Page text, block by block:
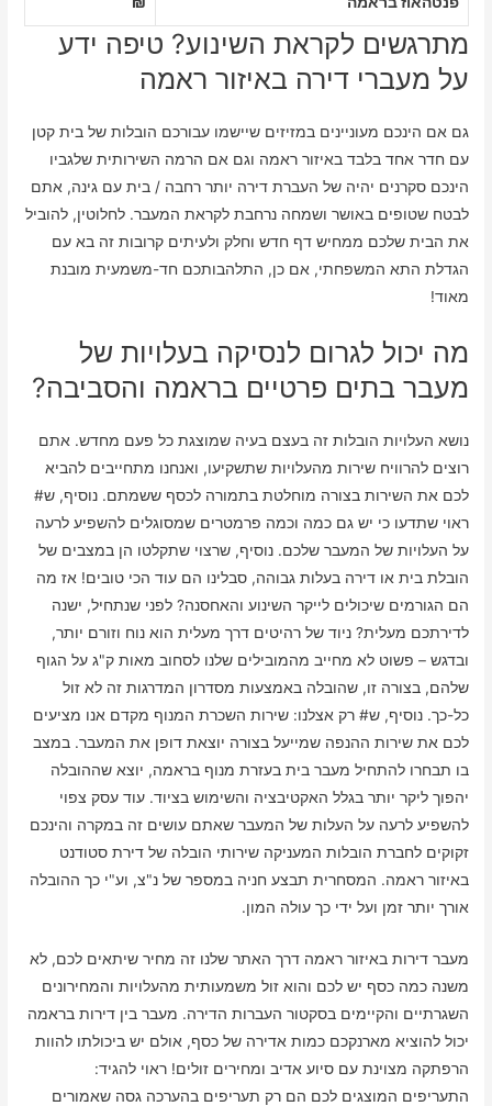
מתרגשים לקראת השינוע? טיפה ידע
על מעברי דירה באיזור ראמה
גם אם הינכם מעוניינים במזיזים שיישמו עבורכם הובלות של בית קטן
עם חדר אחד בלבד באיזור ראמה וגם אם הרמה השירותית שלגביו
הינכם סקרנים יהיה של העברת דירה יותר רחבה / בית עם גינה, אתם
לבטח שטופים באושר ושמחה נרחבת לקראת המעבר. לחלוטין, להוביל
את הבית שלכם ממחיש דף חדש וחלק ולעיתים קרובות זה בא עם
הגדלת התא המשפחתי, אם כן, התלהבותכם חד-משמעית מובנת
מאוד!
מה יכול לגרום לנסיקה בעלויות של
מעבר בתים פרטיים בראמה והסביבה?
נושא העלויות הובלות זה בעצם בעיה שמוצגת כל פעם מחדש. אתם
רוצים להרוויח שירות מהעלויות שתשקיעו, ואנחנו מתחייבים להביא
לכם את השירות בצורה מוחלטת בתמורה לכסף ששמתם. נוסיף, ש#
ראוי שתדעו כי יש גם כמה וכמה פרמטרים שמסוגלים להשפיע לרעה
על העלויות של המעבר שלכם. נוסיף, שרצוי שתקלטו הן במצבים של
הובלת בית או דירה בעלות גבוהה, סבלינו הם עוד הכי טובים! אז מה
הם הגורמים שיכולים לייקר השינוע והאחסנה? לפני שנתחיל, ישנה
לדירתכם מעלית? ניוד של רהיטים דרך מעלית הוא נוח וזורם יותר,
ובדגש – פשוט לא מחייב מהמובילים שלנו לסחוב מאות ק"ג על הגוף
שלהם, בצורה זו, שהובלה באמצעות מסדרון המדרגות זה לא זול
כל-כך. נוסיף, ש# רק אצלנו: שירות השכרת המנוף מקדם אנו מציעים
לכם את שירות ההנפה שמייעל בצורה יוצאת דופן את המעבר. במצב
בו תבחרו להתחיל מעבר בית בעזרת מנוף בראמה, יוצא שההובלה
יהפוך ליקר יותר בגלל האקטיבציה והשימוש בציוד. עוד עסק צפוי
להשפיע לרעה על העלות של המעבר שאתם עושים זה במקרה והינכם
זקוקים לחברת הובלות המעניקה שירותי הובלה של דירת סטודנט
באיזור ראמה. המסחרית תבצע חניה במספר של נ"צ, וע"י כך ההובלה
אורך יותר זמן ועל ידי כך עולה המון.
מעבר דירות באיזור ראמה דרך האתר שלנו זה מחיר שיתאים לכם, לא
משנה כמה כסף יש לכם והוא זול משמעותית מהעלויות והמחירונים
השגרתיים והקיימים בסקטור העברות הדירה. מעבר בין דירות בראמה
יכול להוציא מארנקכם כמות אדירה של כסף, אולם יש ביכולתו להוות
הרפתקה מצוינת עם סיוע אדיב ומחירים זולים! ראוי להגיד:
התעריפים המוצגים לכם הם רק תעריפים בהערכה גסה שאמורים